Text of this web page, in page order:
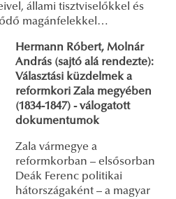
állami tisztviselőkkel és
magánfelekkel…
Hermann Róbert, Molnár
András (sajtó alá rendezte):
Választási küzdelmek a
reformkori Zala megyében
(1834-1847) - válogatott
dokumentumok
Zala vármegye a
reformkorban – elsősorban
Deák Ferenc politikai
hátországaként – a magyar